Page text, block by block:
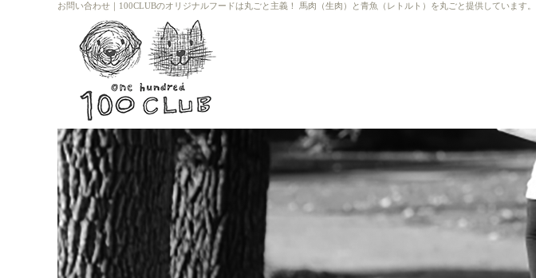
お問い合わせ ｜ 100CLUBのオリジナルフードは丸ごと主義！ 馬肉（生肉）と青魚（レトルト）を丸ごと提供しています。